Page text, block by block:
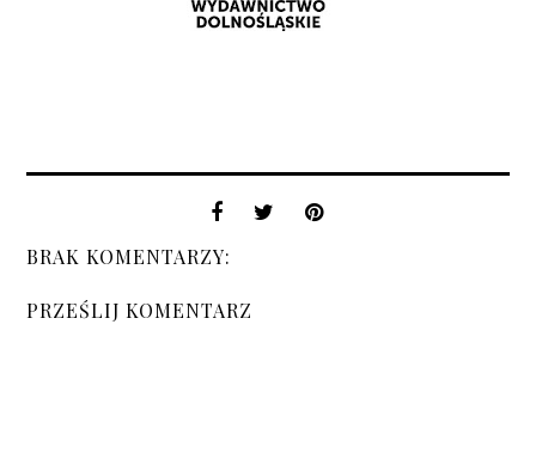
BRAK KOMENTARZY:
PRZEŚLIJ KOMENTARZ